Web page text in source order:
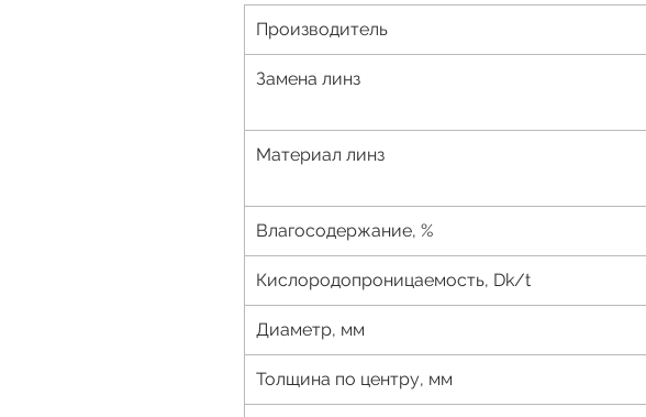
Производитель
Замена линз
Материал линз
Влагосодержание, %
Кислородопроницаемость, Dk/t
Диаметр, мм
Толщина по центру, мм